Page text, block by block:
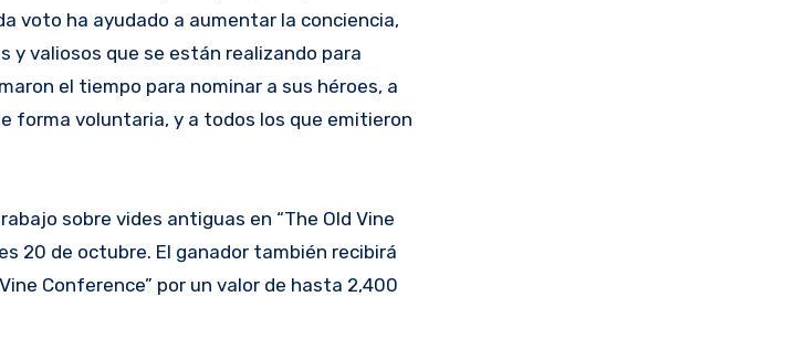
voto ha ayudado a aumentar la conciencia,
y valiosos que se están realizando para
el tiempo para nominar a sus héroes, a
forma voluntaria, y a todos los que emitieron
sobre vides antiguas en “The Old Vine
20 de octubre. El ganador también recibirá
Conference” por un valor de hasta 2,400